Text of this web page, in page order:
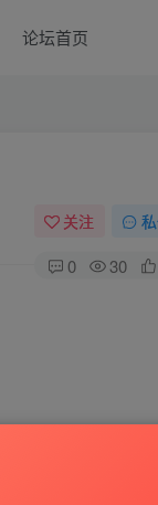
论坛首页
关注
0 30